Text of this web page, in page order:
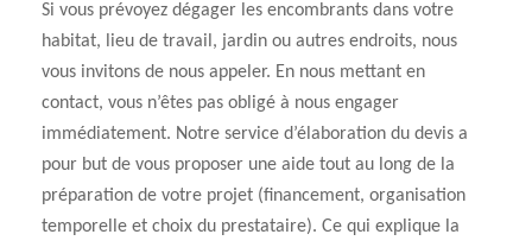
Si vous prévoyez dégager les encombrants dans votre
habitat, lieu de travail, jardin ou autres endroits, nous
vous invitons de nous appeler. En nous mettant en
contact, vous n’êtes pas obligé à nous engager
immédiatement. Notre service d’élaboration du devis a
pour but de vous proposer une aide tout au long de la
préparation de votre projet (financement, organisation
temporelle et choix du prestataire). Ce qui explique la